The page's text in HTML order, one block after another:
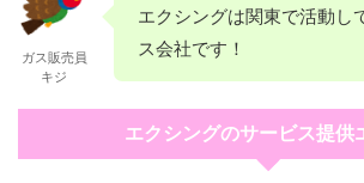
ガス販売員
キジ
エクシングは関東で活動し
ス会社です！
エクシングのサービス提供